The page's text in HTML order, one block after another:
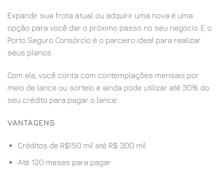
Expandir sua frota atual ou adquirir uma nova é uma
opção para você dar o próximo passo no seu negócio. E o
Porto Seguro Consórcio é o parceiro ideal para realizar
seus planos.
Com ele, você conta com contemplações mensais por
meio de lance ou sorteio e ainda pode utilizar até 30% do
seu crédito para pagar o lance.
VANTAGENS
Créditos de R$150 mil até R$ 300 mil
Até 120 meses para pagar